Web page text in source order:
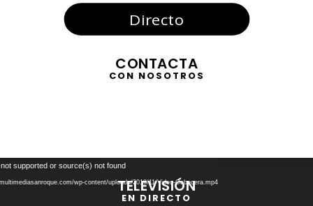
Directo
CONTACTA
CON NOSOTROS
Reproductor
de
supported or source(s) not found
wp-content/uploads/2019/11/Video-Cabecera.mp4
TELEVISIÓN
EN DIRECTO